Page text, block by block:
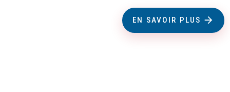
EN SAVOIR PLUS